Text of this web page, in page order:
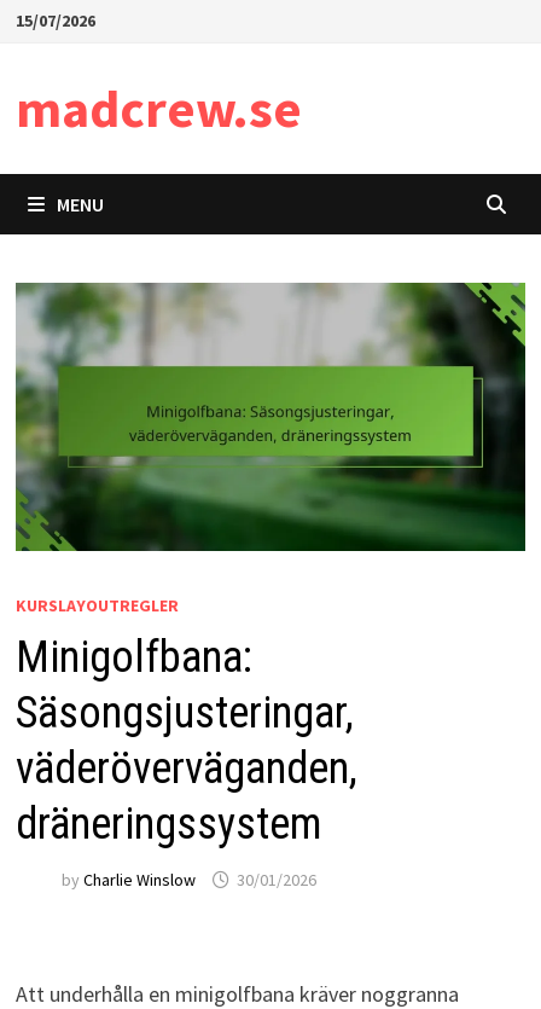
Skip15/07/2026
madcrew.se
MENU
KURSLAYOUTREGLER
Minigolfbana:
Säsongsjusteringar,
väderöverväganden,
dräneringssystem
by Charlie Winslow 30/01/2026
Att underhålla en minigolfbana kräver noggranna